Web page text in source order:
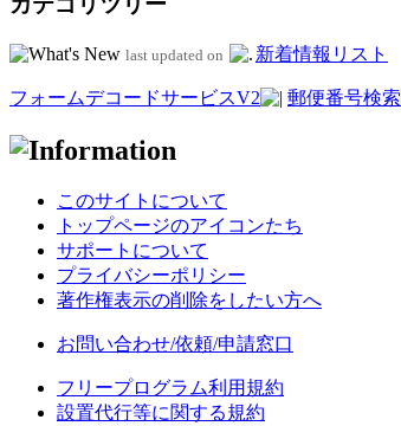
last updated on 新着情報リスト
フォームデコードサービスV2 郵便番号検索
このサイトについて
トップページのアイコンたち
サポートについて
プライバシーポリシー
著作権表示の削除をしたい方へ
お問い合わせ/依頼/申請窓口
フリープログラム利用規約
設置代行等に関する規約